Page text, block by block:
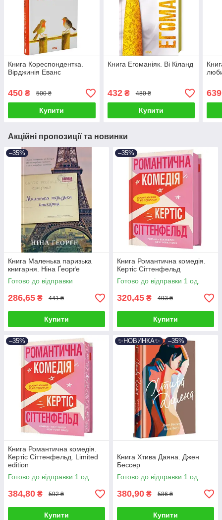
Книга Кореспондентка.
Вірджинія Еванс
450 ₴ 500 ₴
Купити
Книга Егоманіяк. Ві Кіланд
432₴ 480 ₴
Купити
639
Акційні пропозиції та новинки
–35%
Книга Маленька паризька
книгарня. Ніна Ґеорґе
Готово до відправки
286,65 ₴ 441 ₴
Купити
–35%
Книга Романтична комедія.
Кертіс Сіттенфельд
Готово до відправки 1 од.
320,45 ₴ 493 ₴
Купити
–35%
Книга Романтична комедія.
Кертіс Сіттенфельд. Limited
edition
Готово до відправки 1 од.
384,80 ₴ 592 ₴
Купити
✨НОВИНКА✨ –35%
Книга Хтива Даяна. Джен
Бессер
Готово до відправки 1 од.
380,90 ₴ 586 ₴
Купити